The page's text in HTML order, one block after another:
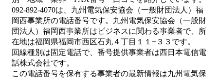
092-892-4070は、 九州電気保安協会（一般財団法人）福
岡西事業所の電話番号です。 九州電気保安協会（一般財
団法人）福岡西事業所は ビジネスに関わる事業者で、所
在地は福岡県福岡市西区石丸４丁目１１−３３ です。
回線種別は固定電話で、番号提供事業者は西日本電信電
話株式会社です。
この電話番号を保有する事業者の最新情報は九州電気保